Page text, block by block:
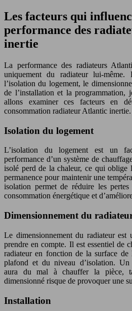
Les facteurs qui
performance des
inertie
La performance des radiateurs
uniquement du radiateur lui-même.
l’isolation du logement, le
de l’installation et la programmation,
allons examiner ces facteurs en
consommation radiateur Atlantic inertie.
Isolation du logement
L’isolation du logement est un
performance d’un système de
isolé perd de la chaleur, ce qui oblige
permanence pour maintenir une
isolation permet de réduire les
consommation énergétique et
Dimensionnement du
Le dimensionnement du radiateur est
prendre en compte. Il est essentiel de
radiateur en fonction de la surface de
plafond et du niveau d’isolation. Un
aura du mal à chauffer la pièce,
dimensionné risque de provoquer une
Installation